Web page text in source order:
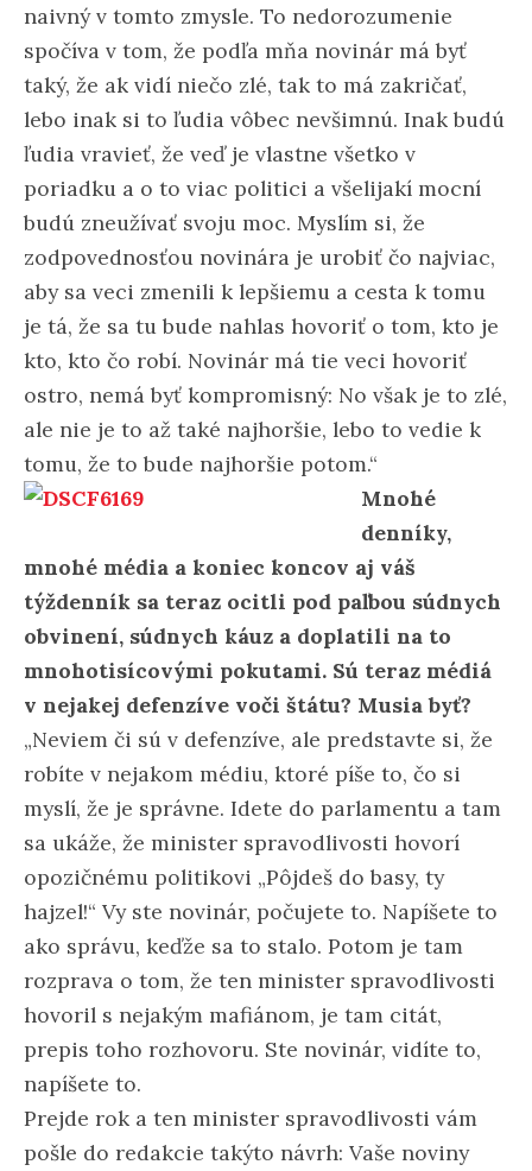
naivný v tomto zmysle. To nedorozumenie
spočíva v tom, že podľa mňa novinár má byť
taký, že ak vidí niečo zlé, tak to má zakričať,
lebo inak si to ľudia vôbec nevšimnú. Inak budú
ľudia vravieť, že veď je vlastne všetko v
poriadku a o to viac politici a všelijakí mocní
budú zneužívať svoju moc. Myslím si, že
zodpovednosťou novinára je urobiť čo najviac,
aby sa veci zmenili k lepšiemu a cesta k tomu
je tá, že sa tu bude nahlas hovoriť o tom, kto je
kto, kto čo robí. Novinár má tie veci hovoriť
ostro, nemá byť kompromisný: No však je to zlé,
ale nie je to až také najhoršie, lebo to vedie k
tomu, že to bude najhoršie potom.“
Mnohé
denníky,
mnohé média a koniec koncov aj váš
týždenník sa teraz ocitli pod paľbou súdnych
obvinení, súdnych káuz a doplatili na to
mnohotisícovými pokutami. Sú teraz médiá
v nejakej defenzíve voči štátu? Musia byť?
„Neviem či sú v defenzíve, ale predstavte si, že
robíte v nejakom médiu, ktoré píše to, čo si
myslí, že je správne. Idete do parlamentu a tam
sa ukáže, že minister spravodlivosti hovorí
opozičnému politikovi „Pôjdeš do basy, ty
hajzel!“ Vy ste novinár, počujete to. Napíšete to
ako správu, keďže sa to stalo. Potom je tam
rozprava o tom, že ten minister spravodlivosti
hovoril s nejakým mafiánom, je tam citát,
prepis toho rozhovoru. Ste novinár, vidíte to,
napíšete to.
Prejde rok a ten minister spravodlivosti vám
pošle do redakcie takýto návrh: Vaše noviny